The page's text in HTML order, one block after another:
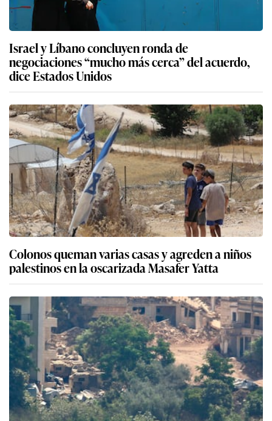
Israel y Líbano concluyen ronda de
negociaciones “mucho más cerca” del acuerdo,
dice Estados Unidos
Colonos queman varias casas y agreden a niños
palestinos en la oscarizada Masafer Yatta